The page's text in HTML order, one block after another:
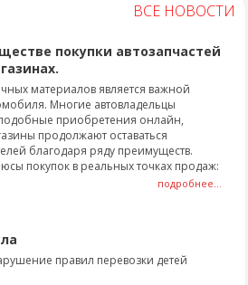
ВСЕ НОВОСТИ
покупки автозапчастей
материалов является важной
Многие автовладельцы
приобретения онлайн,
продолжают оставаться
благодаря ряду преимуществ.
покупок в реальных точках продаж:
подробнее...
правил перевозки детей